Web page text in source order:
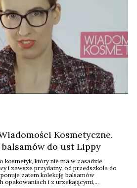
Kosmetyczne.
do ust Lippy
kosmetyk, który nie ma w zasadzie
i zawsze przydatny, od przedszkola do
zatem kolekcję balsamów
opakowaniach i z urzekającymi,